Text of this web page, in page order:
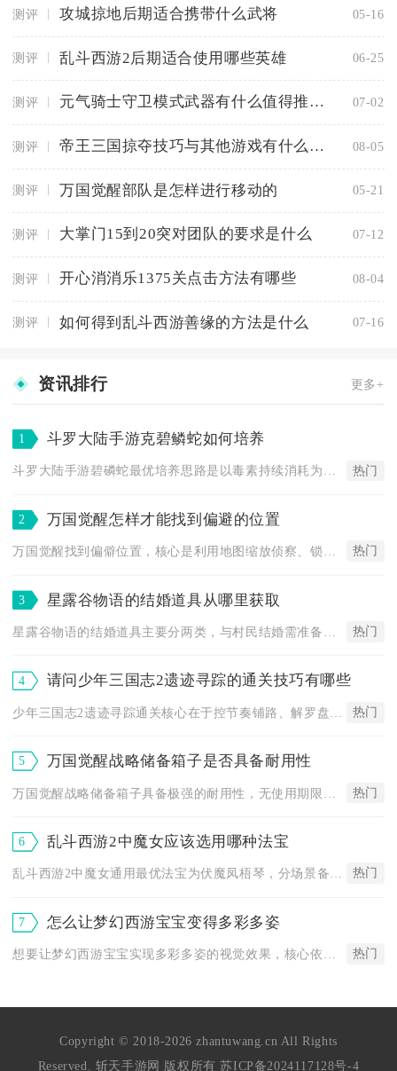
测评 攻城掠地后期适合携带什么武将 05-16
测评 乱斗西游2后期适合使用哪些英雄 06-25
测评 元气骑士守卫模式武器有什么值得推荐的 07-02
测评 帝王三国掠夺技巧与其他游戏有什么不同 08-05
测评 万国觉醒部队是怎样进行移动的 05-21
测评 大掌门15到20突对团队的要求是什么 07-12
测评 开心消消乐1375关点击方法有哪些 08-04
测评 如何得到乱斗西游善缘的方法是什么 07-16
资讯排行 更多+
1 斗罗大陆手游克碧鳞蛇如何培养
斗罗大陆手游碧磷蛇最优培养思路是以毒素持续消耗为核心体系，按... 热门
2 万国觉醒怎样才能找到偏避的位置
万国觉醒找到偏僻位置，核心是利用地图缩放侦察、锁定边缘/阻隔... 热门
3 星露谷物语的结婚道具从哪里获取
热门
4 请问少年三国志2遗迹寻踪的通关技巧有哪些
热门
5 万国觉醒战略储备箱子是否具备耐用性
热门
6 乱斗西游2中魔女应该选用哪种法宝
乱斗西游2中魔女通用最优法宝为伏魔凤梧琴，分场景备选龙索、白... 热门
7 怎么让梦幻西游宝宝变得多彩多姿
热门
Copyright © 2018-2026 zhantuwang.cn All Rights
Reserved. 斩天手游网 版权所有苏ICP备2024117128号-4